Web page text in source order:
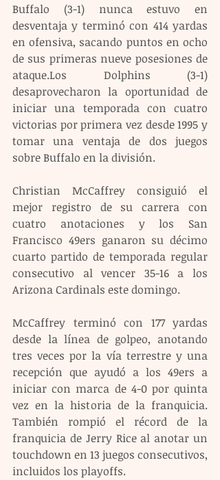
Buffalo (3-1) nunca estuvo en
desventaja y terminó con 414 yardas
en ofensiva, sacando puntos en ocho
de sus primeras nueve posesiones de
ataque.Los Dolphins (3-1)
desaprovecharon la oportunidad de
iniciar una temporada con cuatro
victorias por primera vez desde 1995 y
tomar una ventaja de dos juegos
sobre Buffalo en la división.
Christian McCaffrey consiguió el
mejor registro de su carrera con
cuatro anotaciones y los San
Francisco 49ers ganaron su décimo
cuarto partido de temporada regular
consecutivo al vencer 35-16 a los
Arizona Cardinals este domingo.
McCaffrey terminó con 177 yardas
desde la línea de golpeo, anotando
tres veces por la vía terrestre y una
recepción que ayudó a los 49ers a
iniciar con marca de 4-0 por quinta
vez en la historia de la franquicia.
También rompió el récord de la
franquicia de Jerry Rice al anotar un
touchdown en 13 juegos consecutivos,
incluidos los playoffs.